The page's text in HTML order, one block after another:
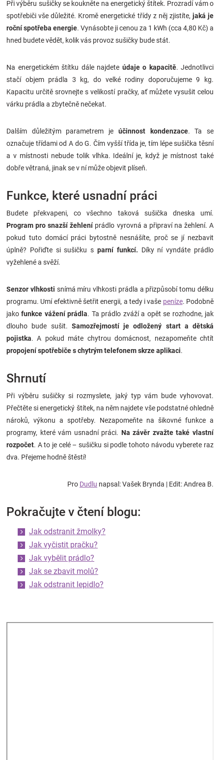
Při výběru sušičky se koukněte na energetický štítek. Prozradí vám o
spotřebiči vše důležité. Kromě energetické třídy z něj zjistíte, jaká je
roční spotřeba energie. Vynásobte ji cenou za 1 kWh (cca 4,80 Kč) a
hned budete vědět, kolik vás provoz sušičky bude stát.
Na energetickém štítku dále najdete údaje o kapacitě. Jednotlivci
stačí objem prádla 3 kg, do velké rodiny doporučujeme 9 kg.
Kapacitu určitě srovnejte s velikostí pračky, ať můžete vysušit celou
várku prádla a zbytečně nečekat.
Dalším důležitým parametrem je účinnost kondenzace. Ta se
označuje třídami od A do G. Čím vyšší třída je, tím lépe sušička těsní
a v místnosti nebude tolik vlhka. Ideální je, když je místnost také
dobře větraná, jinak se v ní může objevit plíseň.
Funkce, které usnadní práci
Budete překvapeni, co všechno taková sušička dneska umí.
Program pro snazší žehleníprádlo vyrovná a připraví na žehlení. A
pokud tuto domácí práci bytostně nesnášíte, proč se jí nezbavit
úplně? Pořiďte si sušičku s parní funkcí. Díky ní vyndáte prádlo
vyžehlené a svěží.
Senzor vlhkosti snímá míru vlhkosti prádla a přizpůsobí tomu délku
programu. Umí efektivně šetřit energii, a tedy i vaše peníze. Podobně
jakofunkce vážení prádla. Ta prádlo zváží a opět se rozhodne, jak
dlouho bude sušit. Samozřejmostí jeodložený start a dětská
pojistka. A pokud máte chytrou domácnost, nezapomeňte chtít
propojení spotřebiče s chytrým telefonemskrze aplikaci.
Shrnutí
Při výběru sušičky si rozmyslete, jaký typ vám bude vyhovovat.
Přečtěte si energetický štítek, na něm najdete vše podstatné ohledně
nároků, výkonu a spotřeby. Nezapomeňte na šikovné funkce a
programy, které vám usnadní práci. Na závěr zvažte také vlastní
rozpočet. A to je celé – sušičku si podle tohoto návodu vyberete raz
dva. Přejeme hodně štěstí!
Pro Dudlu napsal: Vašek Brynda | Edit: Andrea B.
Pokračujte v čtení blogu:
Jak odstranit žmolky?
Jak vyčistit pračku?
Jak vybělit prádlo?
Jak se zbavit molů?
Jak odstranit lepidlo?